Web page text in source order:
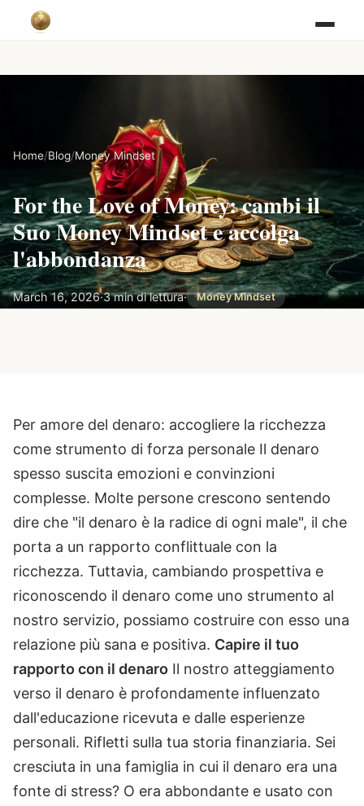
Home/Blog/Money Mindset
For the Love of Money: cambi il
Suo Money Mindset e accolga
l'abbondanza
March 16, 2026·3 min di lettura· Money Mindset
Per amore del denaro: accogliere la ricchezza
come strumento di forza personale Il denaro
spesso suscita emozioni e convinzioni
complesse. Molte persone crescono sentendo
dire che "il denaro è la radice di ogni male", il che
porta a un rapporto conflittuale con la
ricchezza. Tuttavia, cambiando prospettiva e
riconoscendo il denaro come uno strumento al
nostro servizio, possiamo costruire con esso una
relazione più sana e positiva. Capire il tuo
rapporto con il denaro Il nostro atteggiamento
verso il denaro è profondamente influenzato
dall'educazione ricevuta e dalle esperienze
personali. Rifletti sulla tua storia finanziaria. Sei
cresciuta in una famiglia in cui il denaro era una
fonte di stress? O era abbondante e usato con